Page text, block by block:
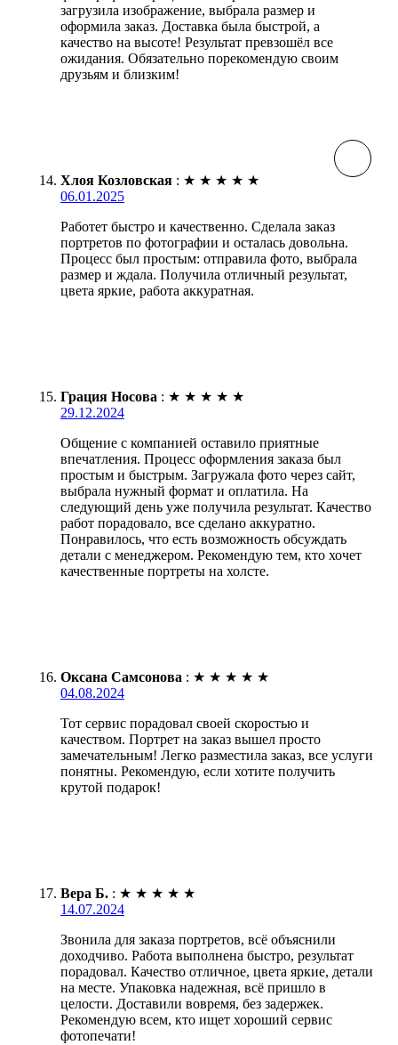
загрузила изображение, выбрала размер и
оформила заказ. Доставка была быстрой, а
качество на высоте! Результат превзошёл все
ожидания. Обязательно порекомендую своим
друзьям и близким!
Хлоя Козловская : ★ ★ ★ ★ ★
06.01.2025
Работет быстро и качественно. Сделала заказ
портретов по фотографии и осталась довольна.
Процесс был простым: отправила фото, выбрала
размер и ждала. Получила отличный результат,
цвета яркие, работа аккуратная.
Грация Носова : ★ ★ ★ ★ ★
29.12.2024
Общение с компанией оставило приятные
впечатления. Процесс оформления заказа был
простым и быстрым. Загружала фото через сайт,
выбрала нужный формат и оплатила. На
следующий день уже получила результат. Качество
работ порадовало, все сделано аккуратно.
Понравилось, что есть возможность обсуждать
детали с менеджером. Рекомендую тем, кто хочет
качественные портреты на холсте.
Оксана Самсонова : ★ ★ ★ ★ ★
04.08.2024
Тот сервис порадовал своей скоростью и
качеством. Портрет на заказ вышел просто
замечательным! Легко разместила заказ, все услуги
понятны. Рекомендую, если хотите получить
крутой подарок!
Вера Б. : ★ ★ ★ ★ ★
14.07.2024
Звонила для заказа портретов, всё объяснили
доходчиво. Работа выполнена быстро, результат
порадовал. Качество отличное, цвета яркие, детали
на месте. Упаковка надежная, всё пришло в
целости. Доставили вовремя, без задержек.
Рекомендую всем, кто ищет хороший сервис
фотопечати!